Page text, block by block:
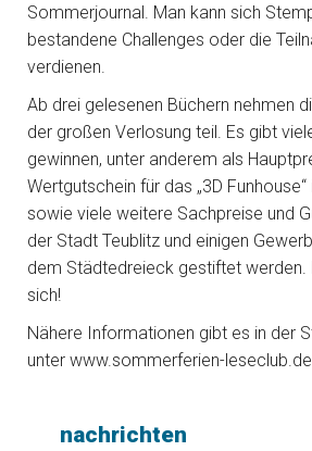
Sommerjournal. Man kann sich
bestandene Challenges oder die
verdienen.
Ab drei gelesenen Büchern nehmen
der großen Verlosung teil. Es gibt
gewinnen, unter anderem als
Wertgutschein für das „3D
sowie viele weitere Sachpreise und
der Stadt Teublitz und einigen
dem Städtedreieck gestiftet werden.
sich!
Nähere Informationen gibt es in der
unter www.sommerferien-leseclub.de
nachrichten